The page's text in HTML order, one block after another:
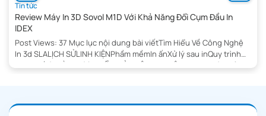
Tin tức
Review Máy In 3D Sovol M1D Với Khả Năng Đổi Cụm Đầu In
IDEX
Post Views: 37 Mục lục nội dung bài viếtTìm Hiểu Về Công Nghệ
In 3d SLALỊCH SỬLINH KIỆNPhầm mềmIn ấnXử lý sau inQuy trình
thay thếƯU VÀ NHƯỢC ĐIỂM CỦA CÔNG NGHỆ IN 3D SLAƯu điểm